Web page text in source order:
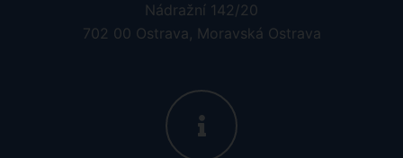
Nádražní 142/20
702 00 Ostrava, Moravská Ostrava